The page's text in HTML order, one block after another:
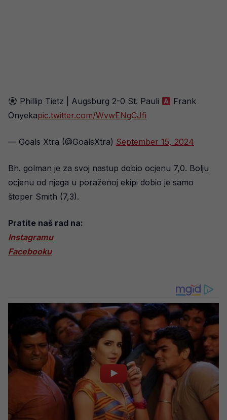
Phillip Tietz | Augsburg 2-0 St. Pauli
Frank
Onyekapic.twitter.com/WvwENgCJfi
— Goals Xtra (@GoalsXtra) September 15, 2024
Bh. golman je za svoj nastup dobio ocjenu 7,0. Bolju
ocjenu od njega u poraženoj ekipi dobio je samo
štoper Smith (7,3).
Pratite naš rad na:
Instagramu
Facebooku